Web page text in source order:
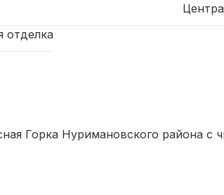
отделка
Горка Нуримановского района с